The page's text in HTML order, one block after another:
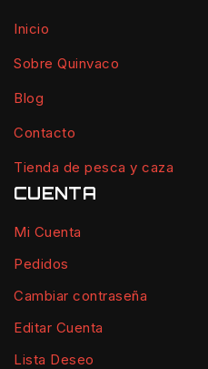
Inicio
Sobre Quinvaco
Blog
Contacto
Tienda de pesca y caza
CUENTA
Mi Cuenta
Pedidos
Cambiar contraseña
Editar Cuenta
Lista Deseo